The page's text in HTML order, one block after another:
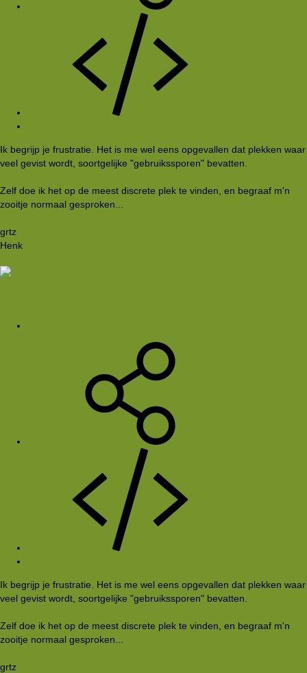
Ik begrijp je frustratie. Het is me wel eens opgevallen dat plekken waar
veel gevist wordt, soortgelijke "gebruikssporen" bevatten.
Zelf doe ik het op de meest discrete plek te vinden, en begraaf m'n
zooitje normaal gesproken...
grtz
Henk
Ik begrijp je frustratie. Het is me wel eens opgevallen dat plekken waar
veel gevist wordt, soortgelijke "gebruikssporen" bevatten.
Zelf doe ik het op de meest discrete plek te vinden, en begraaf m'n
zooitje normaal gesproken...
grtz